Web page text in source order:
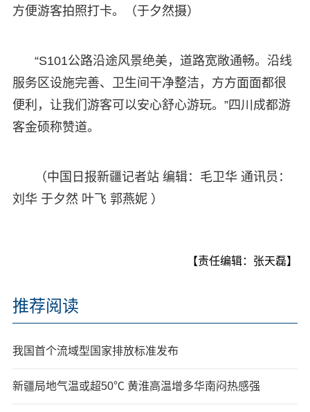
方便游客拍照打卡。（于夕然摄）
“S101公路沿途风景绝美，道路宽敞通畅。沿线
服务区设施完善、卫生间干净整洁，方方面面都很
便利，让我们游客可以安心舒心游玩。”四川成都游
客金硕称赞道。
（中国日报新疆记者站 编辑：毛卫华 通讯员：
刘华 于夕然 叶飞 郭燕妮 ）
【责任编辑：张天磊】
推荐阅读
我国首个流域型国家排放标准发布
新疆局地气温或超50℃ 黄淮高温增多华南闷热感强